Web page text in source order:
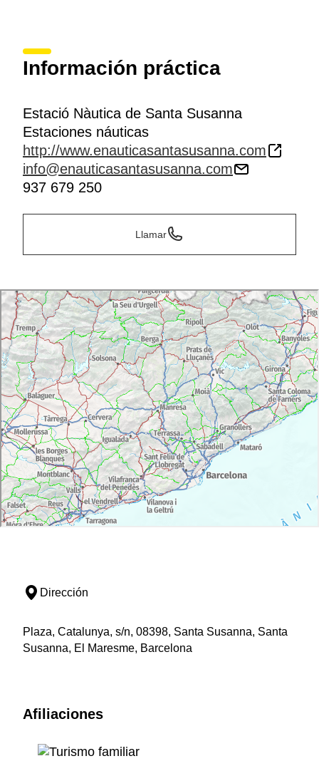
Información práctica
Estació Nàutica de Santa Susanna
Estaciones náuticas
http://www.enauticasantasusanna.com
info@enauticasantasusanna.com
937 679 250
Llamar
Dirección
Plaza, Catalunya, s/n, 08398, Santa Susanna, Santa
Susanna, El Maresme, Barcelona
Afiliaciones